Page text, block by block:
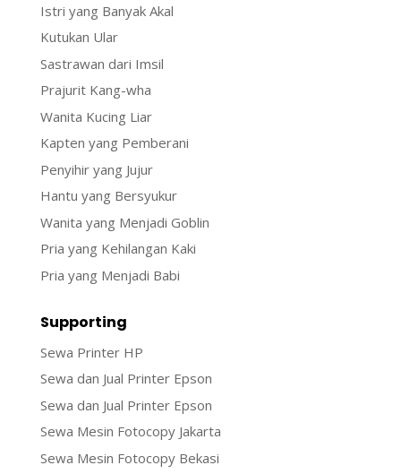
Istri yang Banyak Akal
Kutukan Ular
Sastrawan dari Imsil
Prajurit Kang-wha
Wanita Kucing Liar
Kapten yang Pemberani
Penyihir yang Jujur
Hantu yang Bersyukur
Wanita yang Menjadi Goblin
Pria yang Kehilangan Kaki
Pria yang Menjadi Babi
Supporting
Sewa Printer HP
Sewa dan Jual Printer Epson
Sewa dan Jual Printer Epson
Sewa Mesin Fotocopy Jakarta
Sewa Mesin Fotocopy Bekasi